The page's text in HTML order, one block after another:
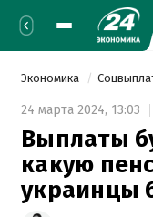
Экономика
24 марта 2024, 13:03
Выплаты
какую
украинцы